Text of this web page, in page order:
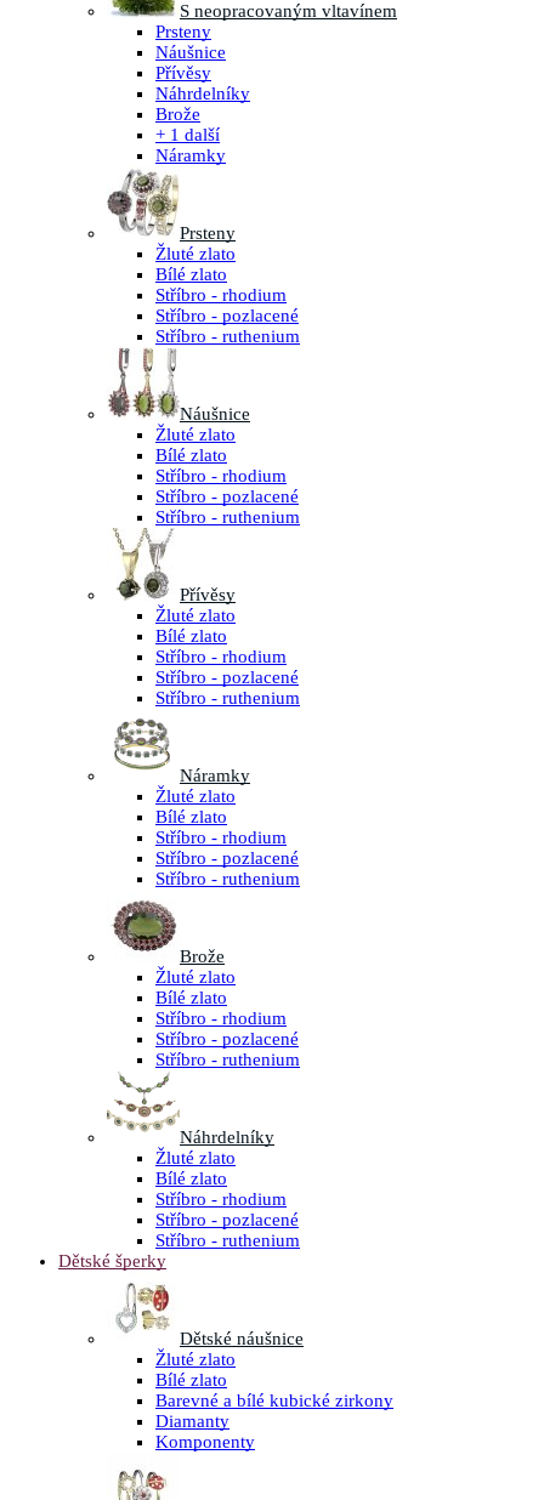
S neopracovaným vltavínem
Prsteny
Náušnice
Přívěsy
Náhrdelníky
Brože
+ 1 další
Náramky
Prsteny
Žluté zlato
Bílé zlato
Stříbro - rhodium
Stříbro - pozlacené
Stříbro - ruthenium
Náušnice
Žluté zlato
Bílé zlato
Stříbro - rhodium
Stříbro - pozlacené
Stříbro - ruthenium
Přívěsy
Žluté zlato
Bílé zlato
Stříbro - rhodium
Stříbro - pozlacené
Stříbro - ruthenium
Náramky
Žluté zlato
Bílé zlato
Stříbro - rhodium
Stříbro - pozlacené
Stříbro - ruthenium
Brože
Žluté zlato
Bílé zlato
Stříbro - rhodium
Stříbro - pozlacené
Stříbro - ruthenium
Náhrdelníky
Žluté zlato
Bílé zlato
Stříbro - rhodium
Stříbro - pozlacené
Stříbro - ruthenium
Dětské šperky
Dětské náušnice
Žluté zlato
Bílé zlato
Barevné a bílé kubické zirkony
Diamanty
Komponenty